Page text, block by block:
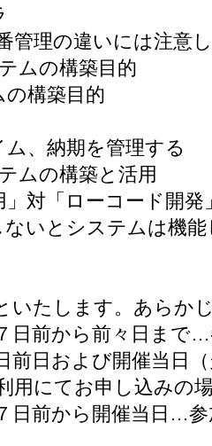
管理の違いには注意
ムの構築目的
の構築目的
、納期を管理する
ムの構築と活用
対「ローコード開発
ないとシステムは機
いたします。あらか
日前から前々日まで
前日および開催当日
用にてお申し込みの
日前から開催当日…